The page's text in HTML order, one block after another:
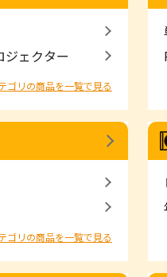
ジェクター
ゴリの商品を一覧で見る
ゴリの商品を一覧で見る